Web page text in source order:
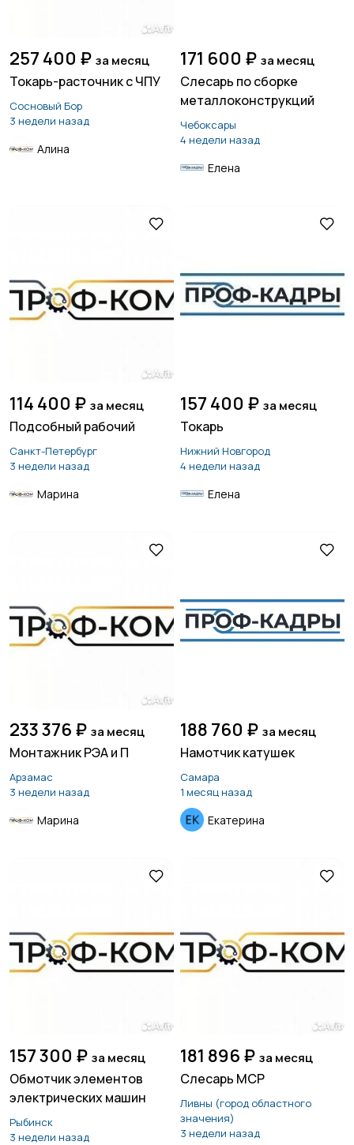
257 400 ₽ за месяц
Токарь-расточник с ЧПУ
Сосновый Бор
3 недели назад
Алина
171 600 ₽ за месяц
Слесарь по сборке
металлоконструкций
Чебоксары
4 недели назад
Елена
114 400 ₽ за месяц
Подсобный рабочий
Санкт-Петербург
3 недели назад
Марина
157 400 ₽ за месяц
Токарь
Нижний Новгород
4 недели назад
Елена
233 376 ₽ за месяц
Монтажник РЭА и П
Арзамас
3 недели назад
Марина
188 760 ₽ за месяц
Намотчик катушек
Самара
1 месяц назад
Екатерина
157 300 ₽ за месяц
Обмотчик элементов
электрических машин
Рыбинск
3 недели назад
181 896 ₽ за месяц
Слесарь МСР
Ливны (город областного
значения)
3 недели назад